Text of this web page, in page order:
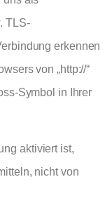
TLS-
erkennen
von „http://“
Symbol in Ihrer
aktiviert ist,
nicht von